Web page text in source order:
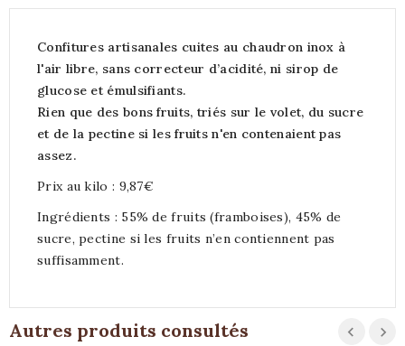
Confitures artisanales cuites au chaudron inox à
l'air libre, sans correcteur d’acidité, ni sirop de
glucose et émulsifiants.
Rien que des bons fruits, triés sur le volet, du sucre
et de la pectine si les fruits n'en contenaient pas
assez.
Prix au kilo : 9,87€
Ingrédients : 55% de fruits (framboises), 45% de
sucre, pectine si les fruits n’en contiennent pas
suffisamment.
Autres produits consultés